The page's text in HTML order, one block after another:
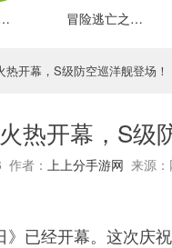
险记 好玩的 冒险逃亡之谜 推荐
开幕，S级防空巡洋舰登场！
热开幕，S级
者： 上上分手游网 来源
已经开幕。这次庆